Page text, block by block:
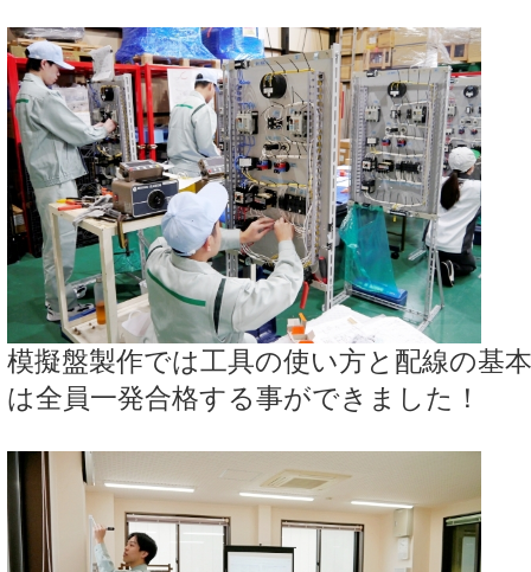
模擬盤製作では工具の使い方と配線の基
は全員一発合格する事ができました！